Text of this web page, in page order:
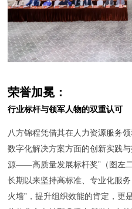
荣誉加冕：
行业标杆与领军人物的双重认可
八方锦程凭借其在人力资源服务
数字化解决方案方面的创新实践
源——高质量发展标杆奖”（图左
长期以来坚持高标准、专业化服
火墙”，提升组织效能的肯定，更